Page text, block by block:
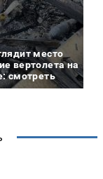
место
вертолета на
смотреть